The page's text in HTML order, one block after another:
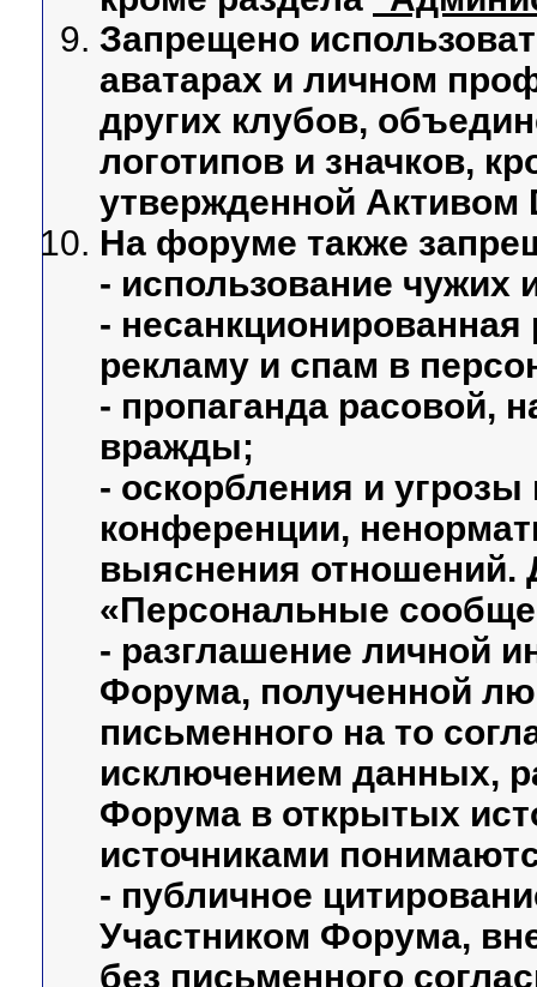
Запрещено
аватарах и личном
других клубов,
логотипов и значков,
утвержденной Активом
На форуме также
- использование
-
рекламу и спам в
- пропаганда расовой,
вражды;
- оскорбления и угрозы
конференции,
выяснения отношений.
«Персональные
- разглашение личной
Форума, полученной
письменного на то
исключением данных,
Форума в открытых
источниками
- публичное
Участником Форума,
без письменного